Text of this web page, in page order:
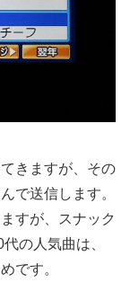
きますが、その
で送信します。
すが、スナック
の人気曲は、
です。